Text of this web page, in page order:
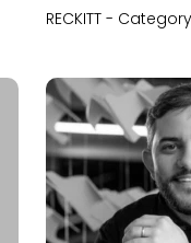
RECKITT -